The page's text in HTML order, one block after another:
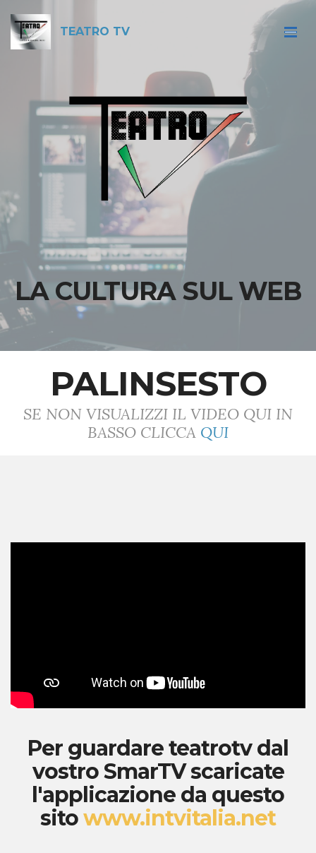
TEATRO TV
LA CULTURA SUL WEB
PALINSESTO
SE NON VISUALIZZI IL VIDEO QUI IN
BASSO CLICCA QUI
Per guardare teatrotv dal
vostro SmarTV scaricate
l'applicazione da questo
sitowww.intvitalia.net